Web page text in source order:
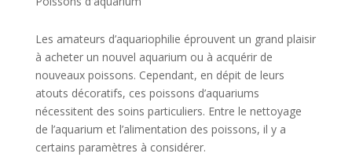
Les amateurs d’aquariophilie éprouvent un grand plaisir
à acheter un nouvel aquarium ou à acquérir de
nouveaux poissons. Cependant, en dépit de leurs
atouts décoratifs, ces poissons d’aquariums
nécessitent des soins particuliers. Entre le nettoyage
de l’aquarium et l’alimentation des poissons, il y a
certains paramètres à considérer.